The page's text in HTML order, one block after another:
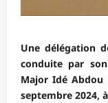
Une délégation
conduite par
Major Idé Abdou
septembre 2024,